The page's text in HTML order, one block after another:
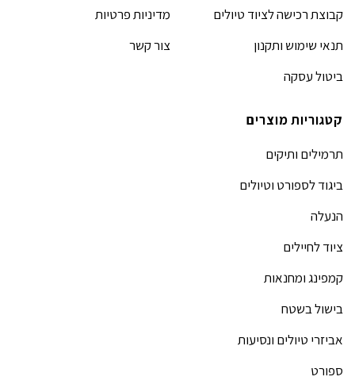
קבוצת רכישה לציוד טיולים
תנאי שימוש ותקנון
ביטול עסקה
מדיניות פרטיות
צור קשר
קטגוריות מוצרים
תרמילים ותיקים
ביגוד לספורט וטיולים
הנעלה
ציוד לחיילים
קמפינג ומחנאות
בישול בשטח
אביזרי טיולים ונסיעות
ספורט